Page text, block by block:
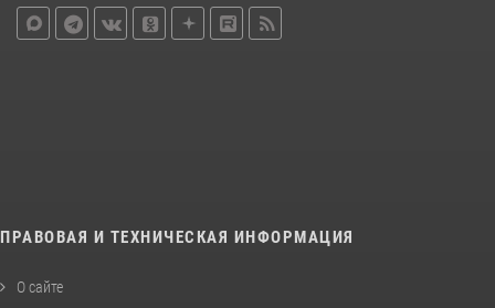
ПРАВОВАЯ И ТЕХНИЧЕСКАЯ ИНФОРМАЦИЯ
О сайте